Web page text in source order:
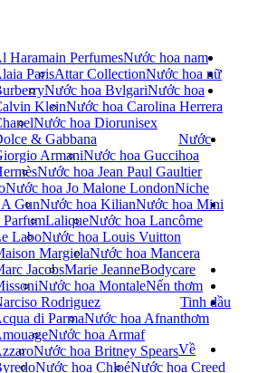
Haramain Perfumes
ParisAttar Collection
Nước hoa Bvlgari
KleinNước hoa Carolina Herrera
Nước hoa Dior
& Gabbana
ArmaniNước hoa Gucci
Nước hoa Jean Paul Gaultier
Nước hoa Jo Malone London
GunNước hoa Kilian
ParfumLaliqueNước hoa Lancôme
LaboNước hoa Louis Vuitton
MargielaNước hoa Mancera
JacobsMarie Jeanne
Nước hoa Montale
Rodriguez
di ParmaNước hoa Afnan
Nước hoa Armaf
Nước hoa Britney Spears
Nước hoa ChloéNước hoa Creed
Nước hoa nam
Nước hoa nữ
Nước hoa
unisex
Nước
hoa
Niche
Nước hoa Mini
Bodycare
Nến thơm
Tinh dầu
thơm
Về